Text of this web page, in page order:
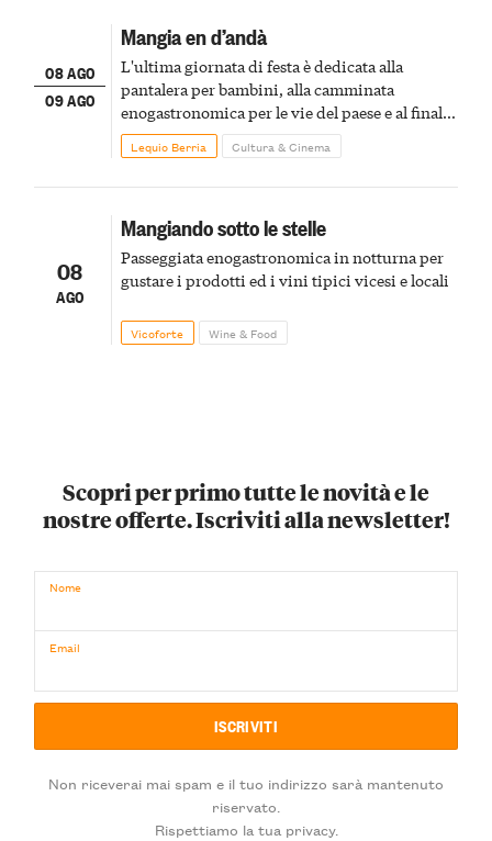
08 AGO
09 AGO
Mangia en d’andà
L'ultima giornata di festa è dedicata alla
pantalera per bambini, alla camminata
enogastronomica per le vie del paese e al finale
pirotecnico
Lequio Berria Cultura & Cinema
08
AGO
Mangiando sotto le stelle
Passeggiata enogastronomica in notturna per
gustare i prodotti ed i vini tipici vicesi e locali
Vicoforte Wine & Food
Scopri per primo tutte le novità e le
nostre offerte. Iscriviti alla newsletter!
Nome
Email
Non riceverai mai spam e il tuo indirizzo sarà mantenuto
riservato.
Rispettiamo la tua privacy.